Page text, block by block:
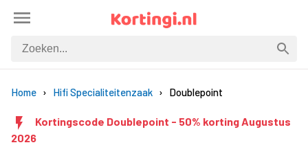
Home Hifi Specialiteitenzaak Doublepoint
Kortingscode Doublepoint - 50% korting Augustus
2026